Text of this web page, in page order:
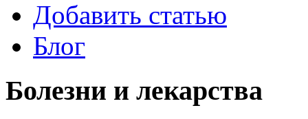
Добавить статью
Блог
Болезни и лекарства